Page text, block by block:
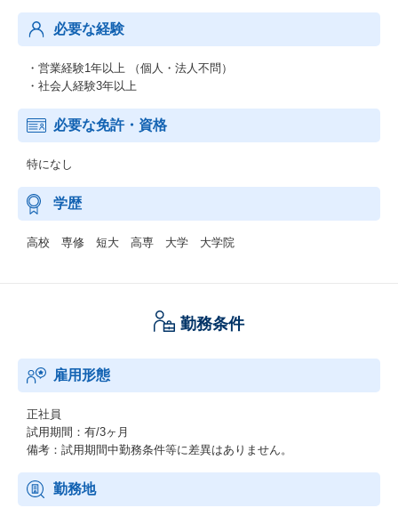
必要な経験
・営業経験1年以上 （個人・法人不問）
・社会人経験3年以上
必要な免許・資格
特になし
学歴
高校 専修 短大 高専 大学 大学院
勤務条件
雇用形態
正社員
試用期間：有/3ヶ月
備考：試用期間中勤務条件等に差異はありません。
勤務地